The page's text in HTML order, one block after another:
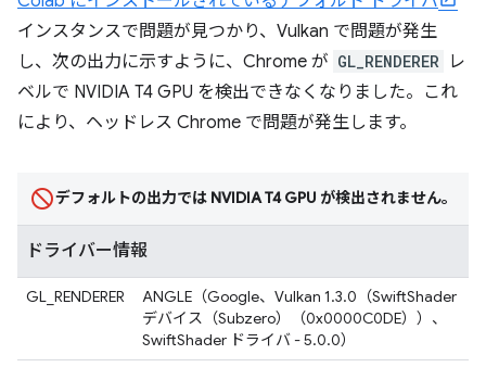
インスタンスで問題が見つかり、Vulkan で問題が発生
し、次の出力に示すように、Chrome が GL_RENDERER
レ
ベルで NVIDIA T4 GPU を検出できなくなりました。これ
により、ヘッドレス Chrome で問題が発生します。
デフォルトの出力では NVIDIA T4 GPU が検出されません。
ドライバー情報
GL_RENDERER
ANGLE（Google、Vulkan 1.3.0（SwiftShader
デバイス（Subzero）（0x0000C0DE））、
SwiftShader ドライバ - 5.0.0）